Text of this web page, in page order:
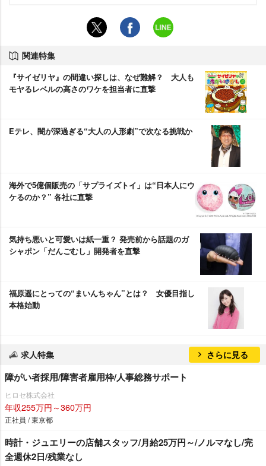
関連特集
『サイゼリヤ』の間違い探しは、なぜ難解？ 大人も
モヤるレベルの高さのワケを担当者に直撃
Eテレ、闇が深過ぎる“大人の人形劇”で次なる挑戦か
海外で5億個販売の「サプライズトイ」は“日本人にウ
ケるのか？” 各社に直撃
気持ち悪いと可愛いは紙一重？ 発売前から話題のガ
シャポン「だんごむし」開発者を直撃
福原遥にとっての“まいんちゃん”とは？ 女優目指し
本格始動
求人特集 さらに見る
障がい者採用/障害者雇用枠/人事総務サポート
ヒロセ株式会社
年収255万円～360万円
正社員 / 東京都
時計・ジュエリーの店舗スタッフ/月給25万円～/ノルマなし/完
全週休2日/残業なし